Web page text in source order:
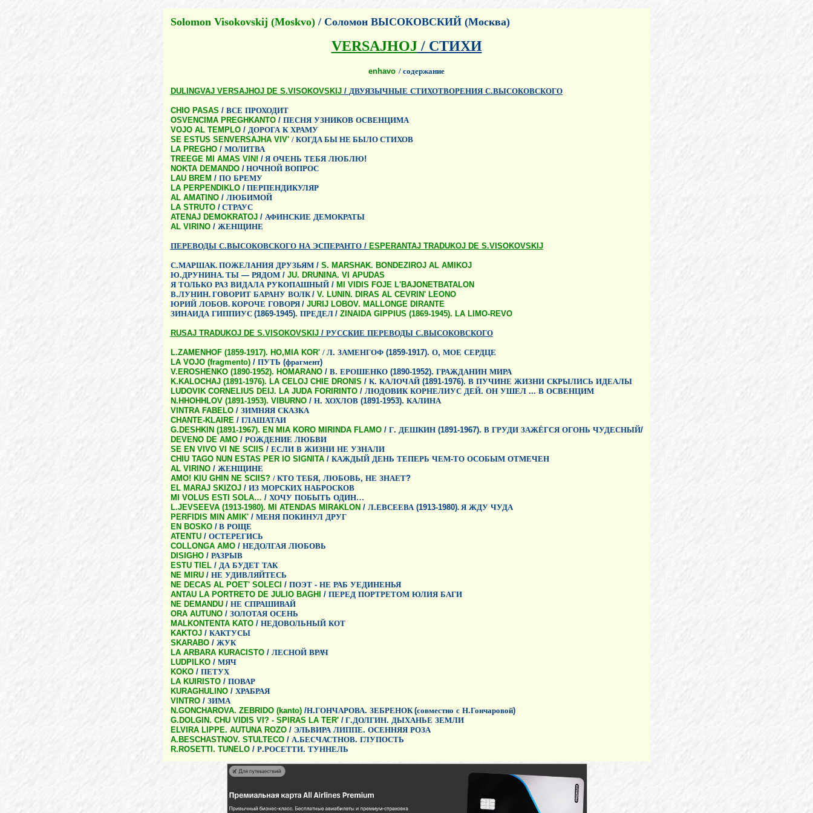
Solomon Visokovskij (Moskvo)/ Соломон ВЫСОКОВСКИЙ (Москва)
VERSAJHOJ/ СТИХИ
enhavo / содержание
DULINGVAJ VERSAJHOJ DE S.VISOKOVSKIJ/ ДВУЯЗЫЧНЫЕ СТИХОТВОРЕНИЯ С.ВЫСОКОВСКОГО
CHIO PASAS / ВСЕ ПРОХОДИТ
OSVENCIMA PREGHKANTO/ ПЕСНЯ УЗНИКОВ ОСВЕНЦИМА
VOJO AL TEMPLO/ ДОРОГА К ХРАМУ
SE ESTUS SENVERSAJHA VIV' / КОГДА БЫ НЕ БЫЛО СТИХОВ
LA PREGHO/ МОЛИТВА
TREEGE MI AMAS VIN! /Я ОЧЕНЬ ТЕБЯ ЛЮБЛЮ!
NOKTA DEMANDO/НОЧНОЙ ВОПРОС
LAU BREM / ПО БРЕМУ
LA PERPENDIKLO/ПЕРПЕНДИКУЛЯР
AL AMATINO/ ЛЮБИМОЙ
LA STRUTO/СТРАУС
ATENAJ DEMOKRATOJ/ АФИНСКИЕ ДЕМОКРАТЫ
AL VIRINO/ ЖЕНЩИНЕ
ПЕРЕВОДЫ С.ВЫСОКОВСКОГО НА ЭСПЕРАНТО/ ESPERANTAJ TRADUKOJ DE S.VISOKOVSKIJ
С.МАРШАК. ПОЖЕЛАНИЯ ДРУЗЬЯМ/ S. MARSHAK. BONDEZIROJ AL AMIKOJ
Ю.ДРУНИНА. ТЫ— РЯДОМ/ JU. DRUNINA. VI APUDAS
Я ТОЛЬКО РАЗ ВИДАЛА РУКОПАШНЫЙ/ MI VIDIS FOJE L'BAJONETBATALON
В.ЛУНИН. ГОВОРИТ БАРАНУ ВОЛК/ V. LUNIN. DIRAS AL CEVRIN' LEONO
ЮРИЙ ЛОБОВ. КОРОЧЕ ГОВОРЯ / JURIJ LOBOV. MALLONGE DIRANTE
ЗИНАИДА ГИППИУС (1869-1945). ПРЕДЕЛ / ZINAIDA GIPPIUS (1869-1945). LA LIMO-REVO
RUSAJ TRADUKOJ DE S.VISOKOVSKIJ/ РУССКИЕ ПЕРЕВОДЫ С.ВЫСОКОВСКОГО
L.ZAMENHOF (1859-1917). HO,MIA KOR' / Л. ЗАМЕНГОФ(1859-1917). О, МОЕ СЕРДЦЕ
LA VOJO (fragmento) / ПУТЬ (фрагмент)
V.EROSHENKO (1890-1952). HOMARANO/ В. ЕРОШЕНКО(1890-1952). ГРАЖДАНИН МИРА
K.KALOCHAJ (1891-1976). LA CELOJ CHIE DRONIS / К. КАЛОЧАЙ(1891-1976). В ПУЧИНЕ ЖИЗНИ СКРЫЛИСЬ ИДЕАЛЫ
LUDOVIK CORNELIUS DEIJ. LA JUDA FORIRINTO/ ЛЮДОВИК КОРНЕЛИУС ДЕЙ. ОН УШЕЛ... В ОСВЕНЦИМ
N.HHOHHLOV (1891-1953). VIBURNO/ Н. ХОХЛОВ(1891-1953). КАЛИНА
VINTRA FABELO/ ЗИМНЯЯ СКАЗКА
CHANTE-KLAIRE/ ГЛАШАТАИ
G.DESHKIN (1891-1967). EN MIA KORO MIRINDA FLAMO/ Г. ДЕШКИН(1891-1967). В ГРУДИ ЗАЖЁГСЯ ОГОНЬ ЧУДЕСНЫЙ/
DEVENO DE AMO/ РОЖДЕНИЕ ЛЮБВИ
SE EN VIVO VI NE SCIIS / ЕСЛИ В ЖИЗНИ НЕ УЗНАЛИ
CHIU TAGO NUN ESTAS PER IO SIGNITA/ КАЖДЫЙ ДЕНЬ ТЕПЕРЬ ЧЕМ-ТО ОСОБЫМ ОТМЕЧЕН
AL VIRINO/ ЖЕНЩИНЕ
AMO! KIU GHIN NE SCIIS? / КТО ТЕБЯ, ЛЮБОВЬ, НЕ ЗНАЕТ?
EL MARAJ SKIZOJ/ ИЗ МОРСКИХ НАБРОСКОВ
MI VOLUS ESTI SOLA… / ХОЧУ ПОБЫТЬ ОДИН…
L.JEVSEEVA (1913-1980). MI ATENDAS MIRAKLON / Л.ЕВСЕЕВА(1913-1980). Я ЖДУ ЧУДА
PERFIDIS MIN AMIK'/ МЕНЯ ПОКИНУЛ ДРУГ
EN BOSKO/В РОЩЕ
ATENTU/ ОСТЕРЕГИСЬ
COLLONGA AMO/ НЕДОЛГАЯ ЛЮБОВЬ
DISIGHO/ РАЗРЫВ
ESTU TIEL/ ДА БУДЕТ ТАК
NE MIRU/ НЕ УДИВЛЯЙТЕСЬ
NE DECAS AL POET' SOLECI / ПОЭТ- НЕ РАБ УЕДИНЕНЬЯ
ANTAU LA PORTRETO DE JULIO BAGHI
/ ПЕРЕД ПОРТРЕТОМ ЮЛИЯ БАГИ
NE DEMANDU/ НЕ СПРАШИВАЙ
ORA AUTUNO/ ЗОЛОТАЯ ОСЕНЬ
MALKONTENTA KATO/ НЕДОВОЛЬНЫЙ КОТ
KAKTOJ/ КАКТУСЫ
SKARABO/ ЖУК
LA ARBARA KURACISTO/ ЛЕСНОЙ ВРАЧ
LUDPILKO/ МЯЧ
KOKO/ ПЕТУХ
LA KUIRISTO/ ПОВАР
KURAGHULINO/ ХРАБРАЯ
VINTRO/ ЗИМА
N.GONCHAROVA. ZEBRIDO (kanto)/Н.ГОНЧАРОВА. ЗЕБРЕНОК(совместно с Н.Гончаровой)
G.DOLGIN. CHU VIDIS VI? - SPIRAS LA TER' /Г.ДОЛГИН. ДЫХАНЬЕ ЗЕМЛИ
ELVIRA LIPPE. AUTUNA ROZO/ ЭЛЬВИРА ЛИППЕ. ОСЕННЯЯ РОЗА
A.BESCHASTNOV. STULTECO/ А.БЕСЧАСТНОВ. ГЛУПОСТЬ
R.ROSETTI. TUNELO/ Р.РОСЕТТИ. ТУННЕЛЬ